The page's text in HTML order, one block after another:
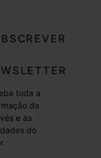
toda a
da
e as
do